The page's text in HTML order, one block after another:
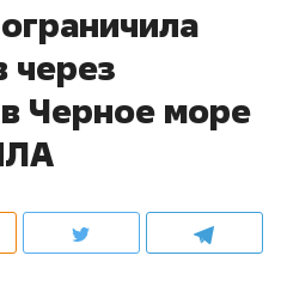
через
Черное море